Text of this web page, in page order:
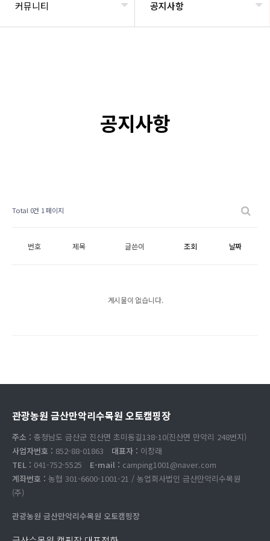
커뮤니티 공지사항
공지사항
Total 0건 1 페이지
번호 제목 글쓴이 조회 날짜
게시물이 없습니다.
관광농원 금산만악리수목원 오토캠핑장
주소 : 충청남도 금산군 진산면 초미동길138-10(진산면 만악리 248번지)
사업자번호 : 852-88-01863 대표자 : 이창래
TEL : 041-752-5525 E-mail : camping1001@naver.com
계좌번호 : 농협 301-6600-1001-21 / 농업회사법인 금산만악리수목원
(주)
관광농원 금산만악리수목원 오토캠핑장